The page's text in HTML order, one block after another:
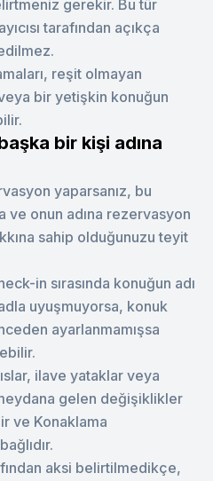
gerekir. Bu tür
tarafından açıkça
reşit olmayan
bir yetişkin konuğun
bir kişi adına
yaparsanız, bu
onun adına rezervasyon
sahip olduğunuzu teyit
in sırasında konuğun adı
uyuşmuyorsa, konuk
ayarlanmamışsa
ilave yataklar veya
gelen değişiklikler
ve Konaklama
aksi belirtilmedikçe,